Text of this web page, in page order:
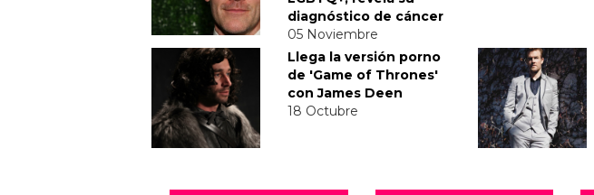
diagnóstico de cáncer
05 Noviembre
Llega la versión porno
de 'Game of Thrones'
con James Deen
18 Octubre